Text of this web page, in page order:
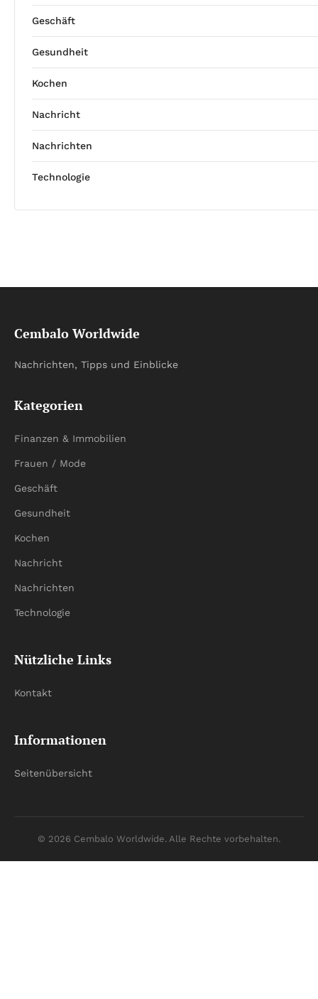
Geschäft
Gesundheit
Kochen
Nachricht
Nachrichten
Technologie
Cembalo Worldwide
Nachrichten, Tipps und Einblicke
Kategorien
Finanzen & Immobilien
Frauen / Mode
Geschäft
Gesundheit
Kochen
Nachricht
Nachrichten
Technologie
Nützliche Links
Kontakt
Informationen
Seitenübersicht
© 2026 Cembalo Worldwide. Alle Rechte vorbehalten.